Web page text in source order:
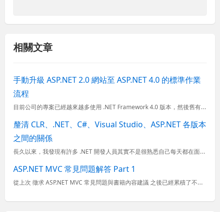
相關文章
手動升級 ASP.NET 2.0 網站至 ASP.NET 4.0 的標準作業
流程
目前公司的專案已經越來越多使用 .NET Framework 4.0 版本，然後舊有的網站有時後要增加一些功能或新增的功能會用到一些 .NET 4.0 編譯好的組件時就非常麻煩，要不就是重新編譯參考的...
釐清 CLR、.NET、C#、Visual Studio、ASP.NET 各版本
之間的關係
長久以來，我發現有許多 .NET 開發人員其實不是很熟悉自己每天都在面對的 .NET Framework, C#, Visual Studio 與 ASP.NET 版本之間的關係，以至於經常在找資料時...
ASP.NET MVC 常見問題解答 Part 1
從上次 徵求 ASP.NET MVC 常見問題與書籍內容建議 之後已經累積了不少人對於 ASP.NET MVC 的問題與疑慮，所以藉此批次回應各位的問題，希望讓 ASP.NET MVC 這個明日之星能...